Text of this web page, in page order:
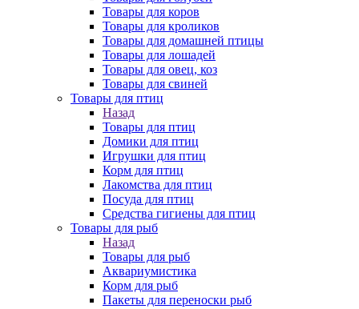
Товары для коров
Товары для кроликов
Товары для домашней птицы
Товары для лошадей
Товары для овец, коз
Товары для свиней
Товары для птиц
Назад
Товары для птиц
Домики для птиц
Игрушки для птиц
Корм для птиц
Лакомства для птиц
Посуда для птиц
Средства гигиены для птиц
Товары для рыб
Назад
Товары для рыб
Аквариумистика
Корм для рыб
Пакеты для переноски рыб